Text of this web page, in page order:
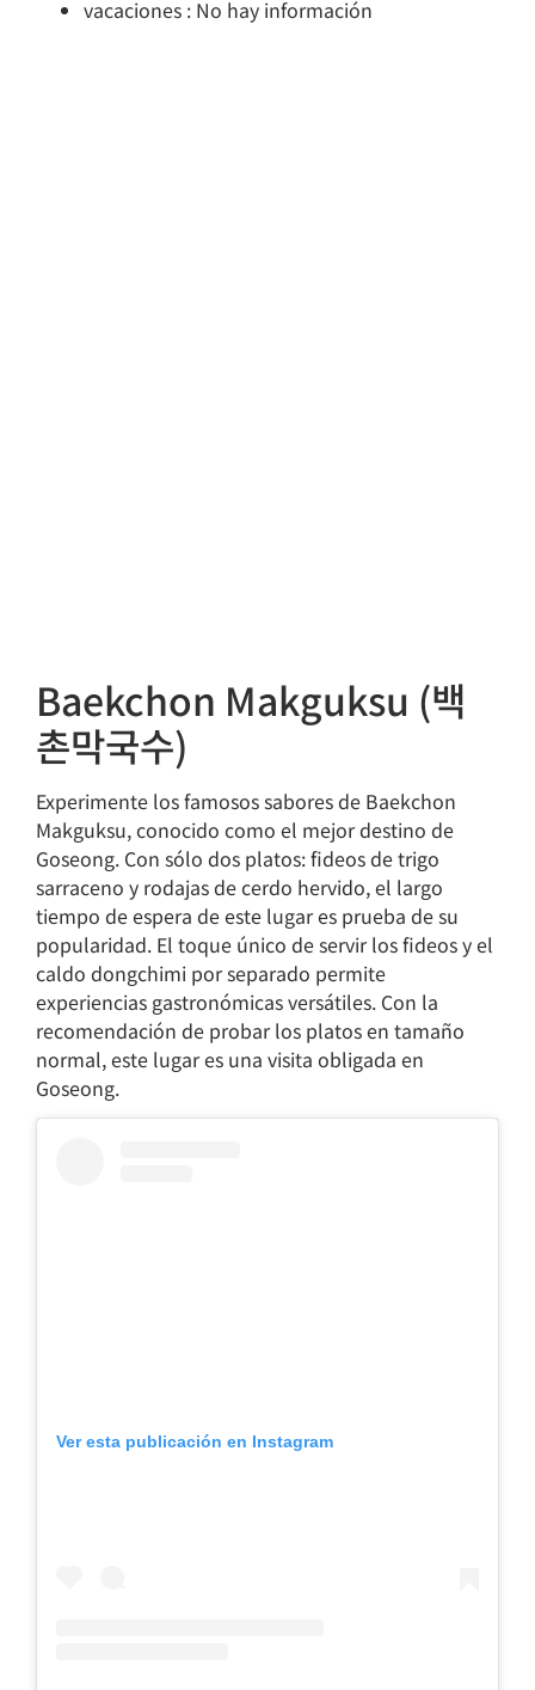
vacaciones : No hay información
Baekchon Makguksu (백
촌막국수)
Experimente los famosos sabores de Baekchon
Makguksu, conocido como el mejor destino de
Goseong. Con sólo dos platos: fideos de trigo
sarraceno y rodajas de cerdo hervido, el largo
tiempo de espera de este lugar es prueba de su
popularidad. El toque único de servir los fideos y el
caldo dongchimi por separado permite
experiencias gastronómicas versátiles. Con la
recomendación de probar los platos en tamaño
normal, este lugar es una visita obligada en
Goseong.
Ver esta publicación en Instagram